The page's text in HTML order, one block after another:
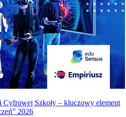
Cyfrowej Szkoły – kluczowy element
2026